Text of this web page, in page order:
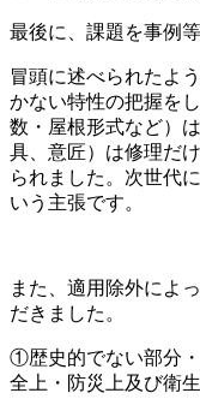
最後に、課題を事例
冒頭に述べられたよ
かない特性の把握を
数・屋根形式など）
具、意匠）は修理だ
られました。次世代
いう主張です。
また、適用除外によ
だきました。
①歴史的でない部分
全上・防災上及び衛